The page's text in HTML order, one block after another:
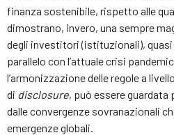
finanza sostenibile, rispetto alle
dimostrano, invero, una sempre
degli investitori (istituzionali),
parallelo con l’attuale crisi
l’armonizzazione delle regole a
di disclosure, può essere
dalle convergenze sovranazionali
emergenze globali.